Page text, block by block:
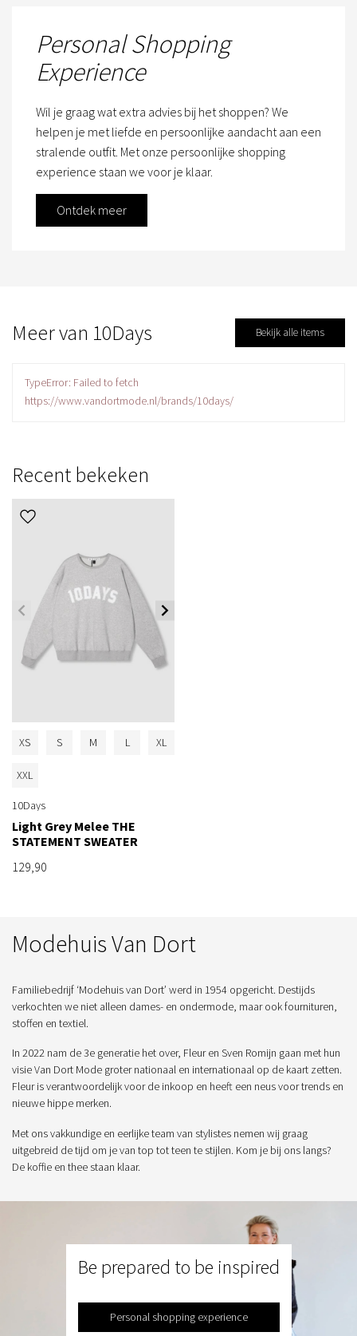
Personal Shopping
Experience
Wil je graag wat extra advies bij het shoppen? We
helpen je met liefde en persoonlijke aandacht aan een
stralende outfit. Met onze persoonlijke shopping
experience staan we voor je klaar.
Ontdek meer
Meer van 10Days Bekijk alle items
TypeError: Failed to fetch
https://www.vandortmode.nl/brands/10days/
Recent bekeken
XS S M L XL
XXL
10Days
Light Grey Melee THE
STATEMENT SWEATER
129,90
Modehuis Van Dort
Familiebedrijf ‘Modehuis van Dort’ werd in 1954 opgericht. Destijds
verkochten we niet alleen dames- en ondermode, maar ook fournituren,
stoffen en textiel.
In 2022 nam de 3e generatie het over, Fleur en Sven Romijn gaan met hun
visie Van Dort Mode groter nationaal en internationaal op de kaart zetten.
Fleur is verantwoordelijk voor de inkoop en heeft een neus voor trends en
nieuwe hippe merken.
Met ons vakkundige en eerlijke team van stylistes nemen wij graag
uitgebreid de tijd om je van top tot teen te stijlen. Kom je bij ons langs?
De koffie en thee staan klaar.
Be prepared to be inspired
Personal shopping experience